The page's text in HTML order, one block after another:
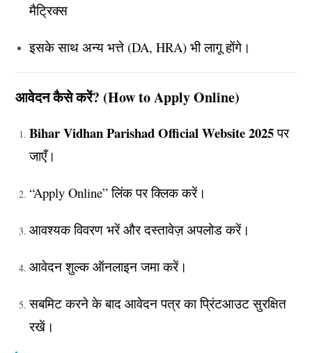
मैट्रिक्स
इसके साथ अन्य भत्ते (DA, HRA) भी लागू होंगे।
आवेदन कैसे करें? (How to Apply Online)
Bihar Vidhan Parishad Official Website 2025पर
जाएँ।
“Apply Online” लिंक पर क्लिक करें।
आवश्यक विवरण भरें और दस्तावेज़ अपलोड करें।
आवेदन शुल्क ऑनलाइन जमा करें।
सबमिट करने के बाद आवेदन पत्र का प्रिंटआउट सुरक्षित
रखें।